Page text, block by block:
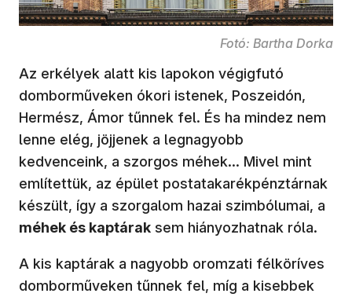
Fotó: Bartha Dorka
Az erkélyek alatt kis lapokon végigfutó
domborműveken ókori istenek, Poszeidón,
Hermész, Ámor tűnnek fel. És ha mindez nem
lenne elég, jöjjenek a legnagyobb
kedvenceink, a szorgos méhek… Mivel mint
említettük, az épület postatakarékpénztárnak
készült, így a szorgalom hazai szimbólumai, a
méhek és kaptárak sem hiányozhatnak róla.
A kis kaptárak a nagyobb oromzati félköríves
domborműveken tűnnek fel, míg a kisebbek